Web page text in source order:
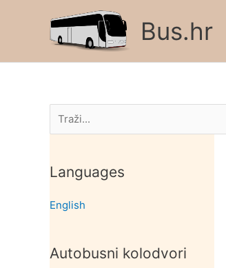
Bus.hr
Pretraga
Languages
English
Autobusni kolodvori